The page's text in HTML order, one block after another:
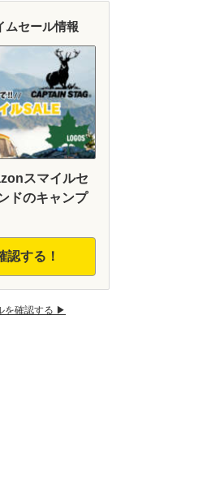
ムセール情報
スマイルセ
ドのキャンプ
認する！
を確認する ▶︎